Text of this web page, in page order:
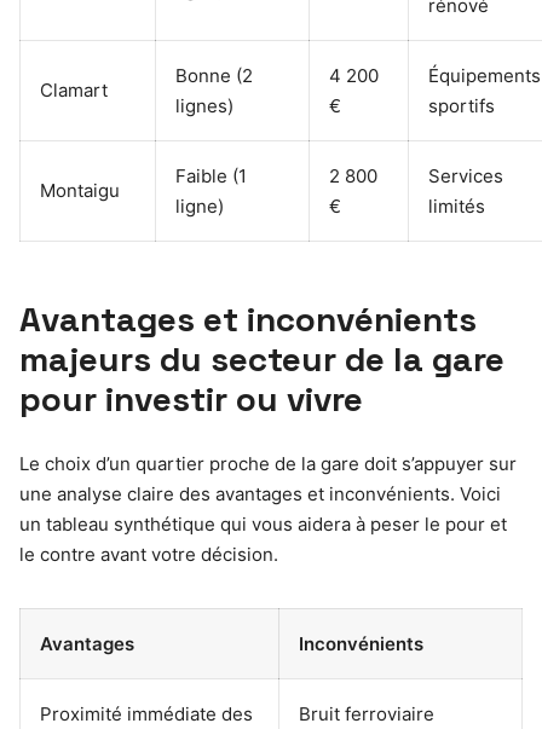
rénové
Clamart
Bonne (2
lignes)
4 200
€
Équipements
sportifs
Montaigu
Faible (1
ligne)
2 800
€
Services
limités
Avantages et inconvénients
majeurs du secteur de la gare
pour investir ou vivre
Le choix d’un quartier proche de la gare doit s’appuyer sur
une analyse claire des avantages et inconvénients. Voici
un tableau synthétique qui vous aidera à peser le pour et
le contre avant votre décision.
Avantages Inconvénients
Proximité immédiate des
Bruit ferroviaire